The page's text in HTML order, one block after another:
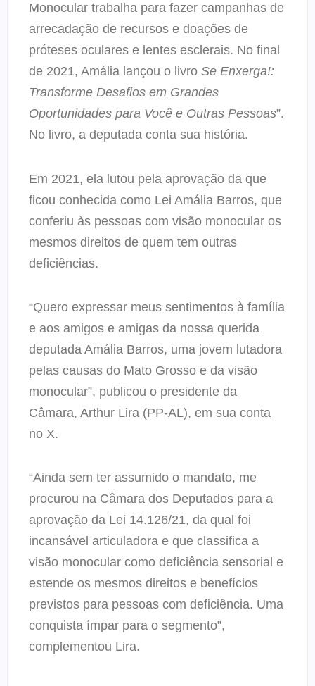
Monocular trabalha para fazer campanhas de
arrecadação de recursos e doações de
próteses oculares e lentes esclerais. No final
de 2021, Amália lançou o livro Se Enxerga!:
Transforme Desafios em Grandes
Oportunidades para Você e Outras Pessoas”.
No livro, a deputada conta sua história.
Em 2021, ela lutou pela aprovação da que
ficou conhecida como Lei Amália Barros, que
conferiu às pessoas com visão monocular os
mesmos direitos de quem tem outras
deficiências.
“Quero expressar meus sentimentos à família
e aos amigos e amigas da nossa querida
deputada Amália Barros, uma jovem lutadora
pelas causas do Mato Grosso e da visão
monocular”, publicou o presidente da
Câmara, Arthur Lira (PP-AL), em sua conta
no X.
“Ainda sem ter assumido o mandato, me
procurou na Câmara dos Deputados para a
aprovação da Lei 14.126/21, da qual foi
incansável articuladora e que classifica a
visão monocular como deficiência sensorial e
estende os mesmos direitos e benefícios
previstos para pessoas com deficiência. Uma
conquista ímpar para o segmento”,
complementou Lira.